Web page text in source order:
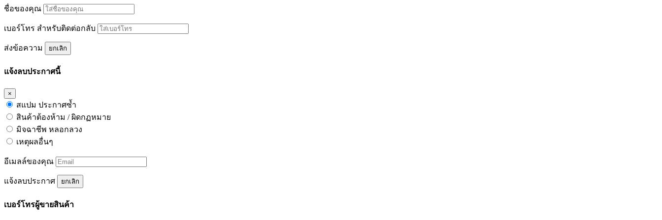
ชื่อของคุณ
เบอร์โทร สำหรับติดต่อกลับ
ส่งข้อความ ยกเลิก
แจ้งลบประกาศนี้
×
สแปม ประกาศซ้ำ
สินค้าต้องห้าม / ผิดกฏหมาย
มิจฉาชีพ หลอกลวง
เหตุผลอื่นๆ
อีเมลล์ของคุณ
แจ้งลบประกาศ ยกเลิก
เบอร์โทรผู้ขายสินค้า